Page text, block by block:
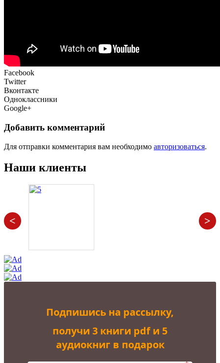
Facebook
Twitter
Вконтакте
Одноклассники
Google+
Добавить комментарий
Для отправки комментария вам необходимо авторизоваться.
Наши клиенты
< >
Подпишись на рассылку,
получи 3 книги pdf и 5
аудиокниг в подарок